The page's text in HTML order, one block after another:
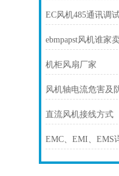
EC风机485通讯调
ebmpapst风机谁家
机柜风扇厂家
风机轴电流危害及
直流风机接线方式
EMC、EMI、EMS